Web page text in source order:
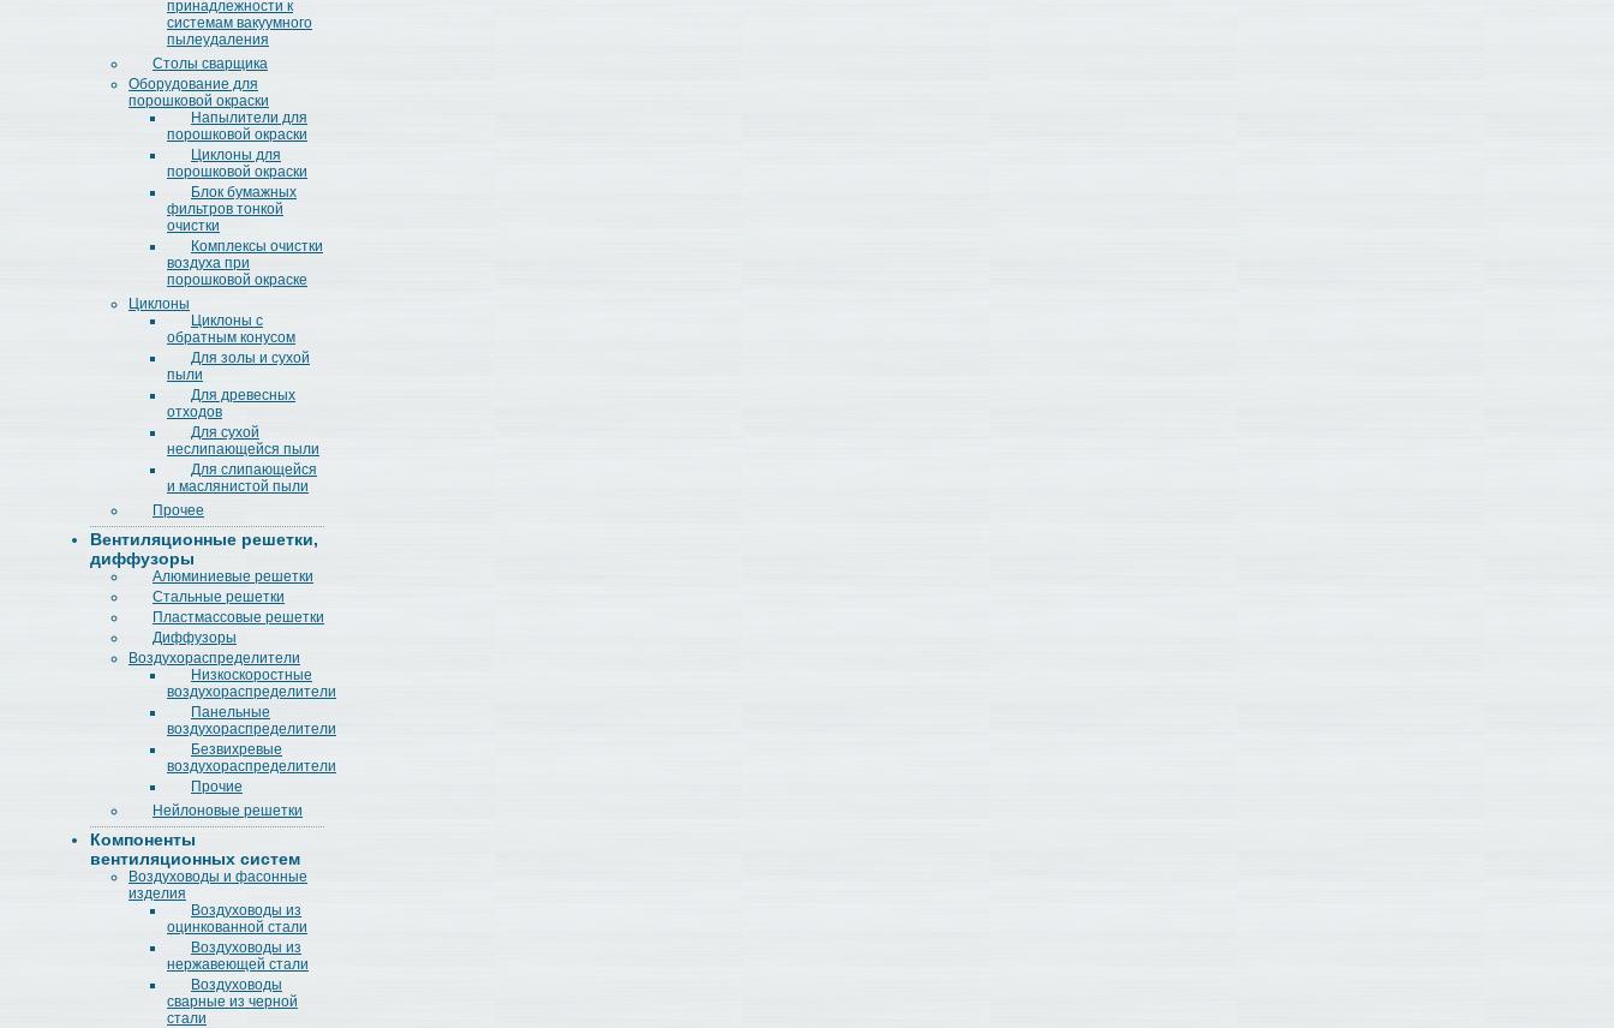
принадлежности к
системам вакуумного
пылеудаления
Столы сварщика
Оборудование для
порошковой окраски
Напылители для
порошковой окраски
Циклоны для
порошковой окраски
Блок бумажных
фильтров тонкой
очистки
Комплексы очистки
воздуха при
порошковой окраске
Циклоны
Циклоны с
обратным конусом
Для золы и сухой
пыли
Для древесных
отходов
Для сухой
неслипающейся пыли
Для слипающейся
и маслянистой пыли
Прочее
Вентиляционные решетки,
диффузоры
Алюминиевые решетки
Стальные решетки
Пластмассовые решетки
Диффузоры
Воздухораспределители
Низкоскоростные
воздухораспределители
Панельные
воздухораспределители
Безвихревые
воздухораспределители
Прочие
Нейлоновые решетки
Компоненты
вентиляционных систем
Воздуховоды и фасонные
изделия
Воздуховоды из
оцинкованной стали
Воздуховоды из
нержавеющей стали
Воздуховоды
сварные из черной
стали